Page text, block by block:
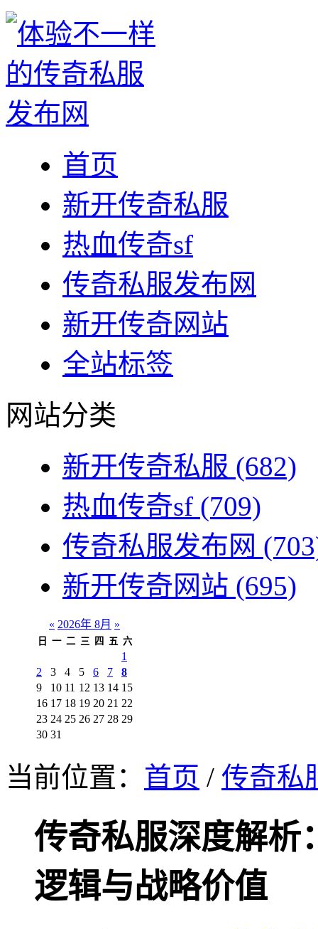
首页
新开传奇私服
热血传奇sf
传奇私服发布网
新开传奇网站
全站标签
网站分类
新开传奇私服 (682)
热血传奇sf (709)
传奇私服发布网
新开传奇网站 (695)
« 2026年 8月 »
日 一 二 三 四 五 六
1
2
3 4 5 6 7
8
9
10 11 12 13 14 15
16 17 18 19 20 21 22
23 24 25 26 27 28 29
30 31
当前位置： 首页 / 传奇私
传奇私服深度解析
逻辑与战略价值